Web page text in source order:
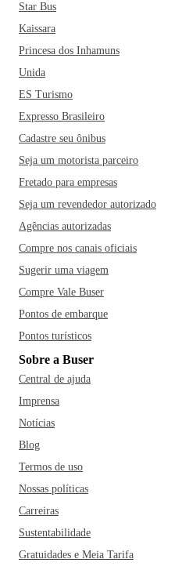
Star Bus
Kaissara
Princesa dos Inhamuns
Unida
ES Turismo
Expresso Brasileiro
Cadastre seu ônibus
Seja um motorista parceiro
Fretado para empresas
Seja um revendedor autorizado
Agências autorizadas
Compre nos canais oficiais
Sugerir uma viagem
Compre Vale Buser
Pontos de embarque
Pontos turísticos
Sobre a Buser
Central de ajuda
Imprensa
Notícias
Blog
Termos de uso
Nossas políticas
Carreiras
Sustentabilidade
Gratuidades e Meia Tarifa